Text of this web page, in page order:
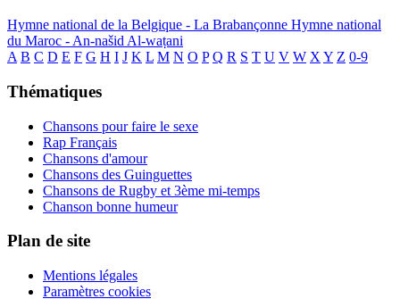
Hymne national de la Belgique - La Brabançonne Hymne national
du Maroc - An-našid Al-waṭani
A B C D E F G H I J K L M N O P Q R S T U V W X Y Z 0-9
Thématiques
Chansons pour faire le sexe
Rap Français
Chansons d'amour
Chansons des Guinguettes
Chansons de Rugby et 3ème mi-temps
Chanson bonne humeur
Plan de site
Mentions légales
Paramètres cookies